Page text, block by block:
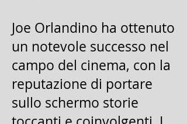
Joe Orlandino ha ottenuto
un notevole successo nel
campo del cinema, con la
reputazione di portare
sullo schermo storie